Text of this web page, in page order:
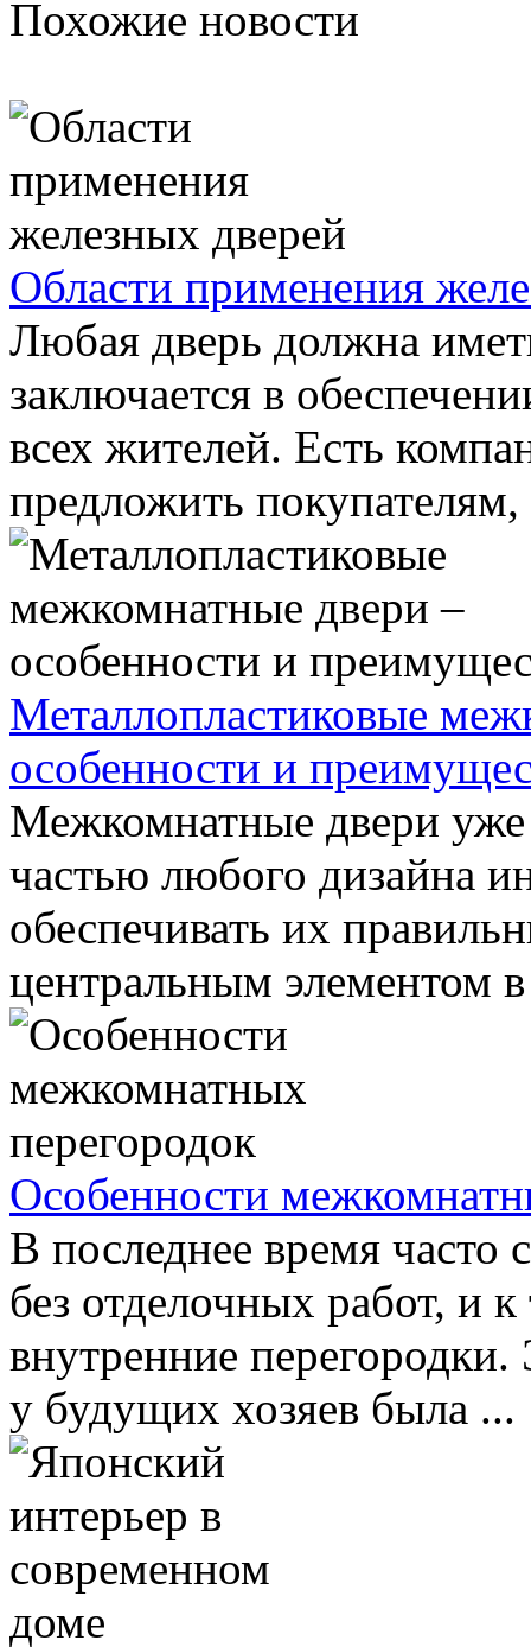
Похожие новости
Области применения
Любая дверь должна
заключается в
всех жителей. Есть
предложить
Металлопластиковые
особенности и
Межкомнатные двери
частью любого дизайна
обеспечивать их
центральным элементом
Особенности
В последнее время часто
без отделочных работ, и
внутренние
у будущих хозяев была ...